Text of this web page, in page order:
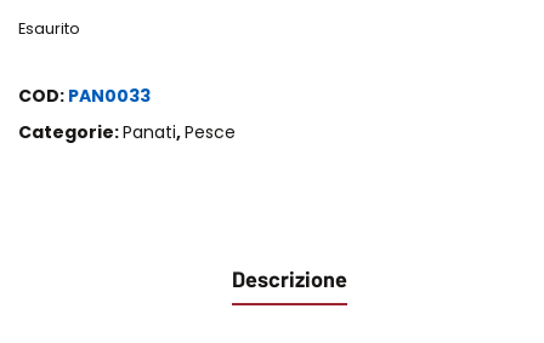
Esaurito
COD: PAN0033
Categorie:Panati,Pesce
Descrizione